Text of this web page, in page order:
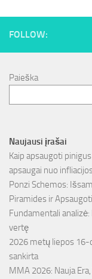
FOLLOW:
Paieška
Naujausi įrašai
Kaip apsaugoti
apsaugai nuo
Ponzi Schemos:
Piramides ir
Fundamentali
vertę
2026 metų liepos 16-
sankirta
MMA 2026: Nauja